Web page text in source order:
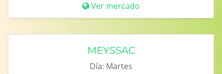
Ver mercado
MEYSSAC
Día: Martes